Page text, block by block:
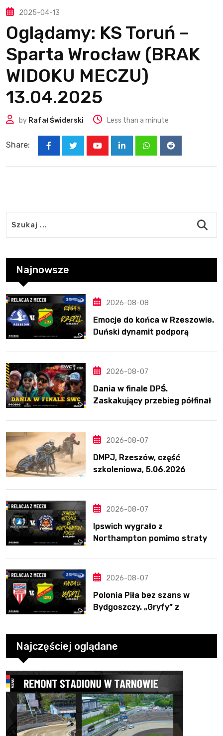
2025-04-13
Oglądamy: KS Toruń –
Sparta Wrocław (BRAK
WIDOKU MECZU)
13.04.2025
by Rafał Świderski Less than a minute
Share:
LinkedInWhatsappReddit
Najnowsze
2026-08-08
Emocje do końca w Rzeszowie.
Duński dynamit podporą
2026-08-07
Dania w finale DPŚ.
Zaskakujący przebieg półfinału
2026-08-07
DMPJ, Rzeszów, część
szkoleniowa, 5.06.2026
2026-08-07
Ipswich wygrało z
Northampton pomimo straty
2026-08-07
Polonia Piła bez szans w
Bydgoszczy. „Gryfy” z
Najczęściej oglądane